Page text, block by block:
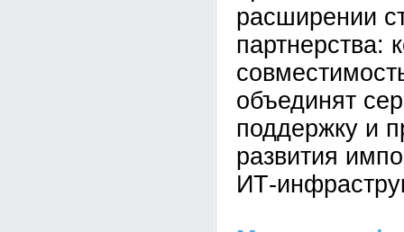
расширении
партнерства:
объединят
поддержку и
развития
ИТ-